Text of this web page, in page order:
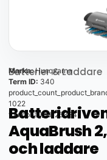
Batterier & Laddare
Marka:Husqvarna
Term ID: 340
1022
thumbnail_id: 25324
AquaBrush
och laddare